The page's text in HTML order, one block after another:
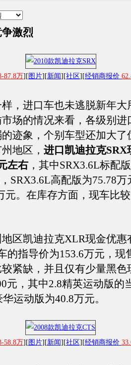
激烈
87.8万][ 图片][新闻][社区][经销商报价
进口车也未逃脱新年大
场的情况来看，各级别进
迹象，个别车型还加大了
地区， 进口凯迪拉克SRX
左右 ，其中SRX3.6L标配
SRX3.6L高配版为75.78万
元。在库存方面，现车比
凯迪拉克XLR现金优惠
的指导价为153.6万元，现
紧缺，并且仅有少量黑色
元，其中2.8精英运动版的
运动版为40.8万元。
58.8万][ 图片][新闻][社区][经销商报价